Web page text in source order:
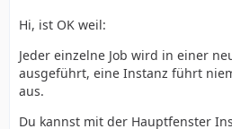
Multiple, 5.1 channels, 448kbps,
German, 2.0 channels, 192kbps,
[a03] Creating file "Re_
French, 2.0 channels, 192kbps,
[a05] Creating file "Re_
Hi, ist OK weil:
Jeder einzelne Job wird in einer
ausgeführt, eine Instanz führt
aus.
Du kannst mit der Hauptfenster